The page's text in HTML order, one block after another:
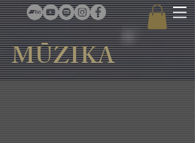
MŪZIKA